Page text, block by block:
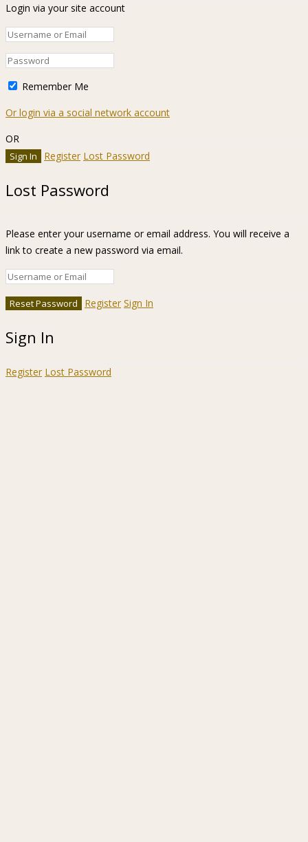
Login via your site account
Remember Me
Or login via a social network account
OR
Register Lost Password
Lost Password
Please enter your username or email address. You will receive a
link to create a new password via email.
Register Sign In
Sign In
Register Lost Password